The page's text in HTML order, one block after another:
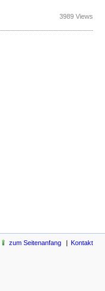
3989 Views
zum Seitenanfang Kontakt